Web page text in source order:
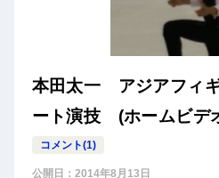
本田太一 アジアフィ
ート演技 (ホームビデ
コメント(1)
公開日： 2014年8月13日